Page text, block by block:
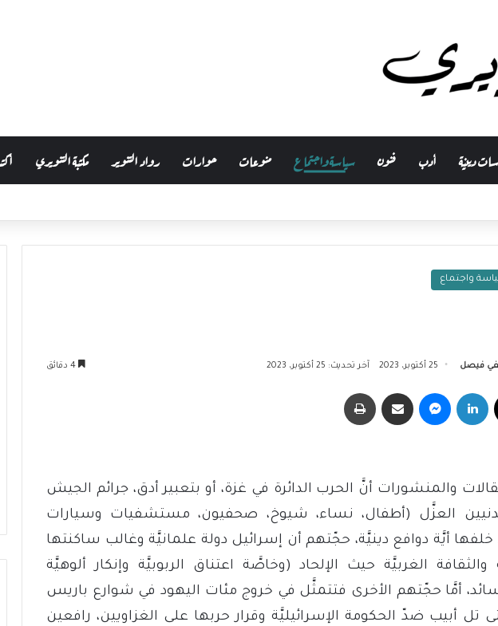
دينية أدب فنون سياسة واجتماع منوعات حوارات رواد التنوير مكتبة التنويري
واجتماع
فيصل 25 أكتوبر، 2023 آخر تحديث: 25 أكتوبر، 2023
لينكدإن ماسنجر مشاركة عبر البريد
والمنشورات أنَّ الحرب الدائرة في غزة، أو بتعبير أدق، جرائم الجيش
العزَّل (أطفال، نساء، شيوخ، صحفيون، مستشفيات وسيارات
أيَّة دوافع دينيَّة، حجّتهم أن إسرائيل دولة علمانيَّة وغالب ساكنتها
الغربيَّة حيث الإلحاد (وخاصَّة اعتناق الربوبيَّة وإنكار ألوهيَّة
أمَّا حجّتهم الأخرى فتتمثَّل في خروج مئات اليهود في شوارع باريس
تل أبيب ضدّ الحكومة الإسرائيليَّة وقرار حربها على الغزاويين، رافعين